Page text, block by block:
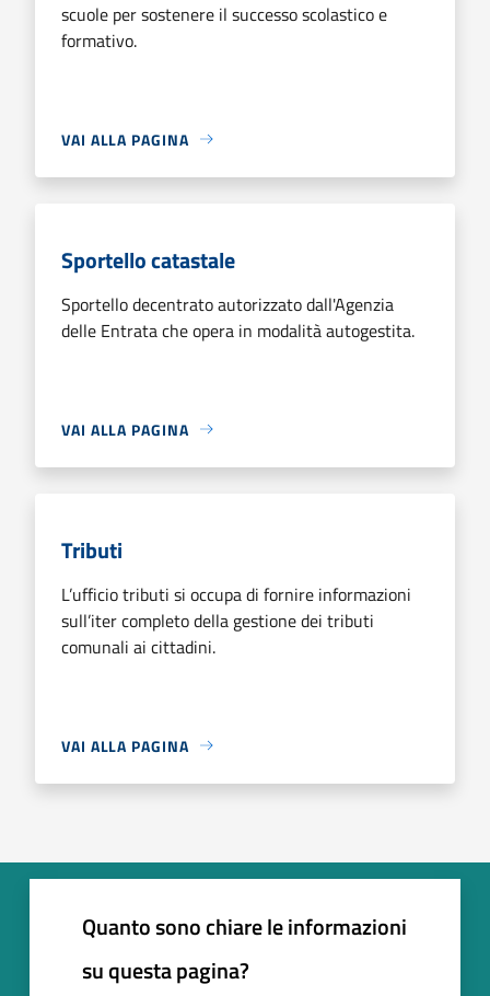
scuole per sostenere il successo scolastico e
formativo.
VAI ALLA PAGINA
Sportello catastale
Sportello decentrato autorizzato dall'Agenzia
delle Entrata che opera in modalità autogestita.
VAI ALLA PAGINA
Tributi
L’ufficio tributi si occupa di fornire informazioni
sull’iter completo della gestione dei tributi
comunali ai cittadini.
VAI ALLA PAGINA
Quanto sono chiare le informazioni
su questa pagina?